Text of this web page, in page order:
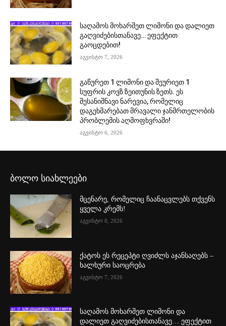
საღამოს მოხარშეთ ლიმონი და დალიეთ
გაღვიძებისთანავე… ეფექტით
გაოცდებით!
აგვისტო 7, 2026
გაწურეთ 1 ლიმონი და შეურიეთ 1
სუფრის კოვზ ზეითუნის ზეთს. ეს
შესანიშნავი ნარევია, რომელიც
დაგეხმარებათ მრავალი ჯანმრთელობის
პრობლემის აღმოფხვრაში!
აგვისტო 6, 2026
ბოლო სიახლეები
მცენარე, რომელიც ჩაანაცვლებს თქვენს
ყველა კრემს!
აგვისტო 8, 2026
ქატოს ეს რეცეპტი ღვიძლს აჯანსაღებს –
ხალხური საოცრება
აგვისტო 7, 2026
საღამოს მოხარშეთ ლიმონი და
დალიეთ გაღვიძებისთანავე… ეფექტით